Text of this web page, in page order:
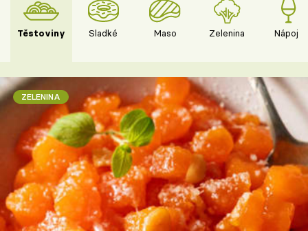
Těstoviny Sladké Maso Zelenina Nápoje
ZELENINA